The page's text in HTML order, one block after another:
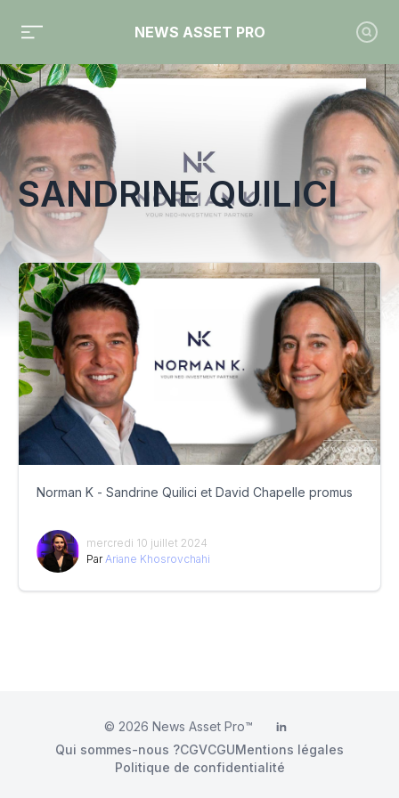
NEWS ASSET PRO
Toute l'actualité sur le tag "Sandrine Quilici"
SANDRINE QUILICI
Norman K - Sandrine Quilici et David Chapelle promus
mercredi 10 juillet 2024
Par Ariane Khosrovchahi
© 2026 News Asset Pro™ LinkedIn
Qui sommes-nous ?CGVCGUMentions légales
Politique de confidentialité